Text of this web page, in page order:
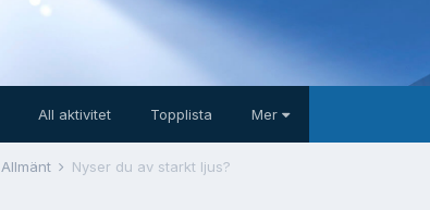
All aktivitet Topplista Mer
Allmänt Nyser du av starkt ljus?